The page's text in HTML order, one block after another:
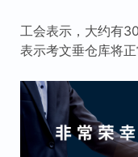
工会表示，大约有
表示考文垂仓库将